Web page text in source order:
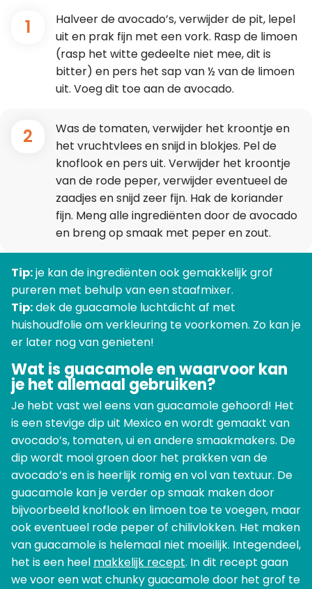
1
Halveer de avocado’s, verwijder de pit, lepel
uit en prak fijn met een vork. Rasp de limoen
(rasp het witte gedeelte niet mee, dit is
bitter) en pers het sap van ½ van de limoen
uit. Voeg dit toe aan de avocado.
2
Was de tomaten, verwijder het kroontje en
het vruchtvlees en snijd in blokjes. Pel de
knoflook en pers uit. Verwijder het kroontje
van de rode peper, verwijder eventueel de
zaadjes en snijd zeer fijn. Hak de koriander
fijn. Meng alle ingrediënten door de avocado
en breng op smaak met peper en zout.
Tip:je kan de ingrediënten ook gemakkelijk grof
pureren met behulp van een staafmixer.
Tip:dek de guacamole luchtdicht af met
huishoudfolie om verkleuring te voorkomen. Zo kan je
er later nog van genieten!
Wat is guacamole en waarvoor kan
je het allemaal gebruiken?
Je hebt vast wel eens van guacamole gehoord! Het
is een stevige dip uit Mexico en wordt gemaakt van
avocado’s, tomaten, ui en andere smaakmakers. De
dip wordt mooi groen door het prakken van de
avocado’s en is heerlijk romig en vol van textuur. De
guacamole kan je verder op smaak maken door
bijvoorbeeld knoflook en limoen toe te voegen, maar
ook eventueel rode peper of chilivlokken. Het maken
van guacamole is helemaal niet moeilijk. Integendeel,
het is een heel makkelijk recept. In dit recept gaan
we voor een wat chunky guacamole door het grof te